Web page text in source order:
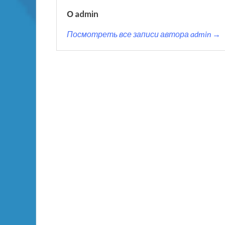
О admin
Посмотреть все записи автора admin →